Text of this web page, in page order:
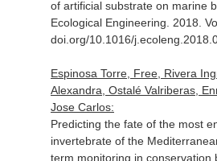
of artificial substrate on marine
Ecological Engineering . 2018.
doi.org/10.1016/
Espinosa Torre, Free, Rivera
Alexandra, Ostalé Valriberas,
Jose Carlos:
Predicting the fate of the most
invertebrate of the
term monitoring in conservation